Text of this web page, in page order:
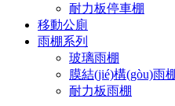
耐力板停車棚
移動公廁
雨棚系列
玻璃雨棚
膜結(jié)構(gòu)雨
耐力板雨棚